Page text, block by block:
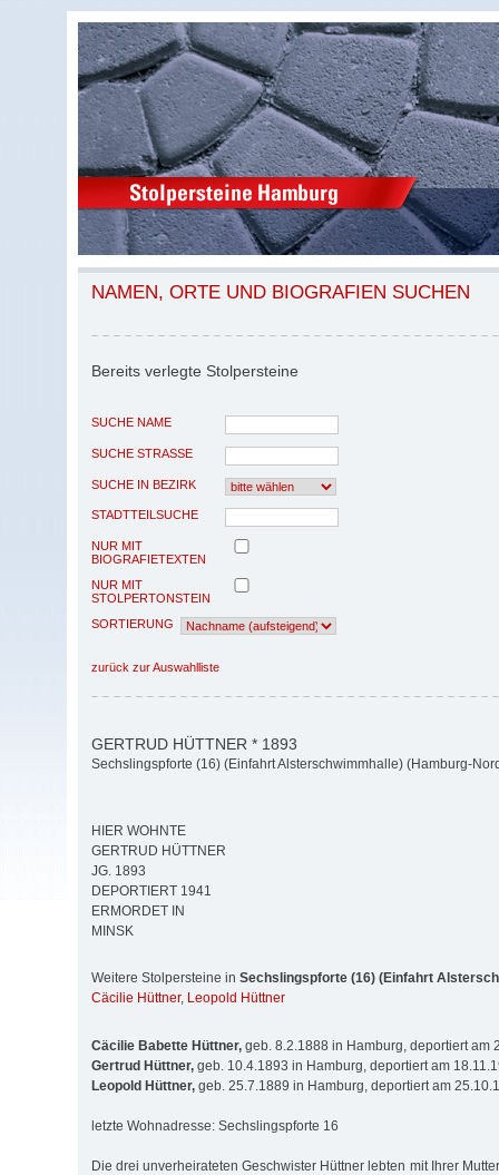
NAMEN, ORTE UND BIOGRAFIEN SUCHEN
Bereits verlegte Stolpersteine
SUCHE NAME
SUCHE STRASSE
SUCHE IN BEZIRK
STADTTEILSUCHE
NUR MIT
BIOGRAFIETEXTEN
NUR MIT
STOLPERTONSTEIN
SORTIERUNG
zurück zur Auswahlliste
GERTRUD HÜTTNER * 1893
Sechslingspforte (16) (Einfahrt Alsterschwimmhalle) (Hamburg-
HIER WOHNTE
GERTRUD HÜTTNER
JG. 1893
DEPORTIERT 1941
ERMORDET IN
MINSK
Weitere Stolpersteine in Sechslingspforte (16) (Einfahrt
Cäcilie Hüttner, Leopold Hüttner
Cäcilie Babette Hüttner, geb. 8.2.1888 in Hamburg, deportiert am
Gertrud Hüttner, geb. 10.4.1893 in Hamburg, deportiert am
Leopold Hüttner, geb. 25.7.1889 in Hamburg, deportiert am
letzte Wohnadresse: Sechslingspforte 16
Die drei unverheirateten Geschwister Hüttner lebten mit Ihrer